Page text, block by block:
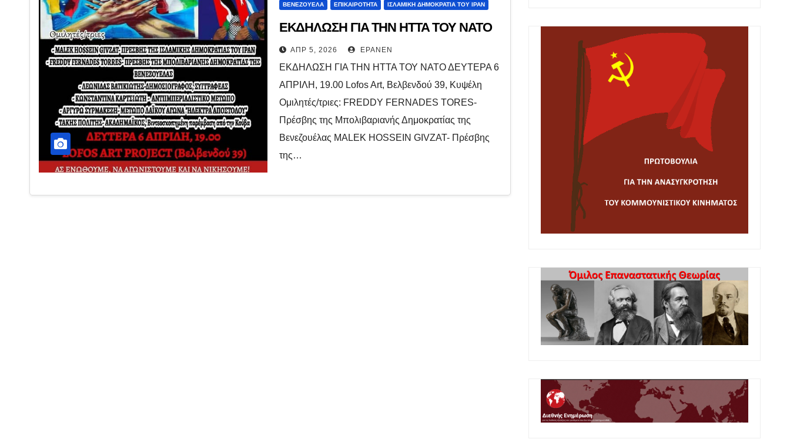
ΒΕΝΕΖΟΥΈΛΑ ΕΠΙΚΑΙΡΌΤΗΤΑ ΙΣΛΑΜΙΚΉ ΔΗΜΟΚΡΑΤΊΑ ΤΟΥ ΙΡΆΝ
ΕΚΔΗΛΩΣΗ ΓΙΑ ΤΗΝ ΗΤΤΑ ΤΟΥ ΝΑΤΟ
ΑΠΡ 5, 2026 EPANEN
ΕΚΔΗΛΩΣΗ ΓΙΑ ΤΗΝ ΗΤΤΑ ΤΟΥ ΝΑΤΟ ΔΕΥΤΕΡΑ 6
ΑΠΡΙΛΗ, 19.00 Lofos Art, Βελβενδού 39, Κυψέλη
Ομιλητές/τριες: FREDDY FERNADES TORES-
Πρέσβης της Μπολιβαριανής Δημοκρατίας της
Βενεζουέλας MALEK HOSSEIN GIVZAT- Πρέσβης
της…